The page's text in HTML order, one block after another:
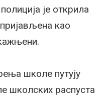
је открила
као
школе путују
школских распуста